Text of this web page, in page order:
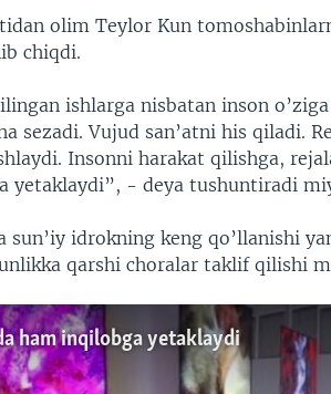
olim Teylor Kun
chiqdi.
ishlarga nisbatan inson
sezadi. Vujud san’atni his qiladi.
Insonni harakat qilishga,
yetaklaydi”, - deya tushuntiradi
sun’iy idrokning keng qo’llanishi
qarshi choralar taklif qilishi
ham inqilobga yetaklaydi